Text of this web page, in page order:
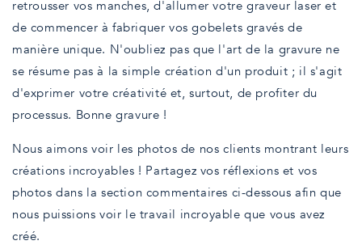
retrousser vos manches, d'allumer votre graveur laser et
de commencer à fabriquer vos gobelets gravés de
manière unique. N'oubliez pas que l'art de la gravure ne
se résume pas à la simple création d'un produit ; il s'agit
d'exprimer votre créativité et, surtout, de profiter du
processus. Bonne gravure !
Nous aimons voir les photos de nos clients montrant leurs
créations incroyables ! Partagez vos réflexions et vos
photos dans la section commentaires ci-dessous afin que
nous puissions voir le travail incroyable que vous avez
créé.